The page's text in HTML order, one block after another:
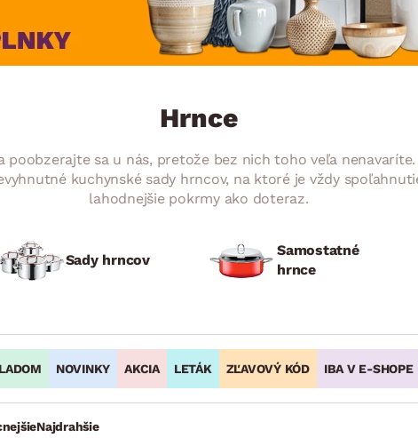
Zobrazit vše Zobrazit vše
DOMÁCE SPOTREBIČE ZÁHRADNÉ
Hrnce
poobzerajte sa u nás, pretože bez nich toho veľa
kuchynské sady hrncov, na ktoré je vždy
lahodnejšie pokrmy ako doteraz.
Sady hrncov
Samostatné
hrnce
NOVINKY AKCIA LETÁK ZĽAVOVÝ KÓD IBA V E-SHOPE
Najdrahšie